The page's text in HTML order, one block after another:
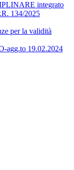
integrato
134/2025
per la validità
19.02.2024